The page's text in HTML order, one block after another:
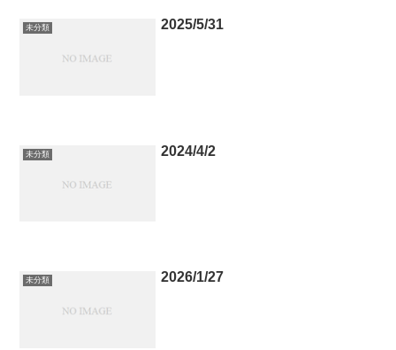
未分類 2025/5/31
未分類 2024/4/2
未分類 2026/1/27